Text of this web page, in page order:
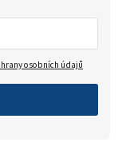
osobních údajů